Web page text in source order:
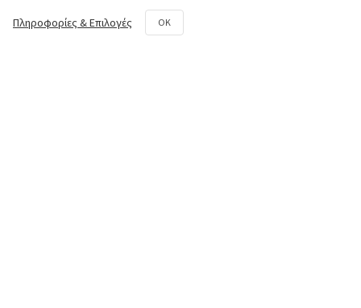
Σύστημα Μετάδοσης
Πληροφορίες & Επιλογές OK